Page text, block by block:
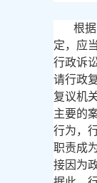
根
定，应
行政诉
请行政
复议机
主要的
行为，
职责成
接因为